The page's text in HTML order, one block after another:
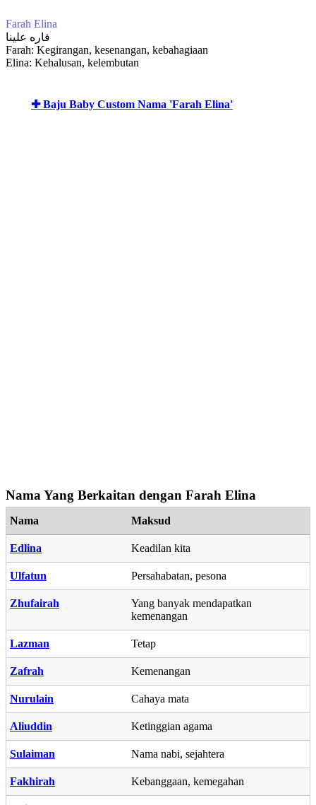
Farah Elina
فاره علينا
Farah: Kegirangan, kesenangan, kebahagiaan
Elina: Kehalusan, kelembutan
✚ Baju Baby Custom Nama 'Farah Elina'
Nama Yang Berkaitan dengan Farah Elina
Nama Maksud
Edlina Keadilan kita
Ulfatun Persahabatan, pesona
Zhufairah
Yang banyak mendapatkan
kemenangan
Lazman Tetap
Zafrah Kemenangan
Nurulain Cahaya mata
Aliuddin Ketinggian agama
Sulaiman Nama nabi, sejahtera
Fakhirah Kebanggaan, kemegahan